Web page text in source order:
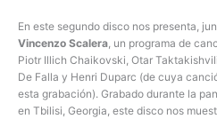
En este segundo disco nos presenta,
Vincenzo Scalera , un programa de
Piotr Illich Chaikovski, Otar
De Falla y Henri Duparc (de cuya
esta grabación). Grabado durante la
en Tbilisi, Georgia, este disco nos